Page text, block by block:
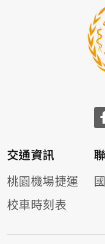
交通資訊
桃園機場捷運
校車時刻表